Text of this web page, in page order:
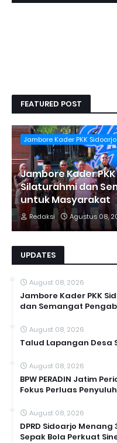
FEATURED POST
Jambore Kader PKK Sidoarjo
Jambore Kader
Silaturahmi dan
untuk Masyarakat
Redaksi Agustus 08,
UPDATES
August 08, 2026
Jambore Kader PKK
dan Semangat
August 08, 2026
Talud Lapangan Desa
August 08, 2026
BPW PERADIN Jatim
Fokus Perluas
August 08, 2026
DPRD Sidoarjo
Sepak Bola Perkuat